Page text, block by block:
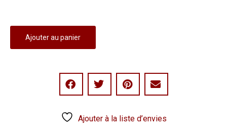
Ajouter au panier
Ajouter à la liste d’envies